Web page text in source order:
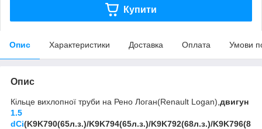
Купити
Опис Характеристики Доставка Оплата Умови
Опис
Кільце вихлопної труби на Рено Логан(Renault Logan), двигун
1.5
dCi(K9K790(65л.з.)/K9K794(65л.з.)/K9K792(68л.з.)/K9K796(8